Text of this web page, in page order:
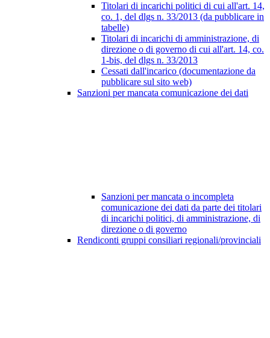
Titolari di incarichi politici di cui all'art. 14,
co. 1, del dlgs n. 33/2013 (da pubblicare in
tabelle)
Titolari di incarichi di amministrazione, di
direzione o di governo di cui all'art. 14, co.
1-bis, del dlgs n. 33/2013
Cessati dall'incarico (documentazione da
pubblicare sul sito web)
Sanzioni per mancata comunicazione dei dati
Sanzioni per mancata o incompleta
comunicazione dei dati da parte dei titolari
di incarichi politici, di amministrazione, di
direzione o di governo
Rendiconti gruppi consiliari regionali/provinciali